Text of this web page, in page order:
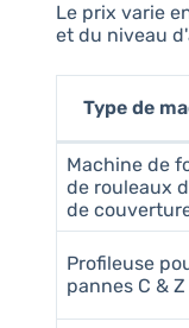
Le prix varie
et du niveau
Type de
Machine de
de rouleaux
de
Profileuse
pannes C & Z